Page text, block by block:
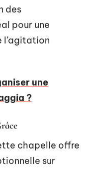
des
pour une
l’agitation
une
?
chapelle offre
sur